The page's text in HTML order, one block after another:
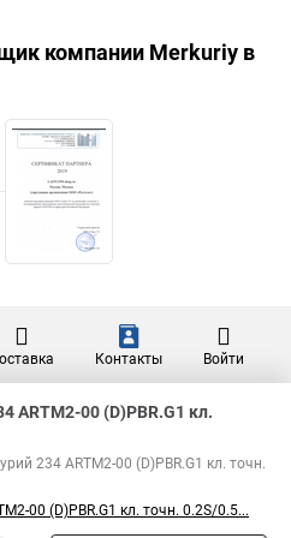
компании Merkuriy в
Контакты Войти
АRTM2-00 (D)PBR.G1 кл.
234 АRTM2-00 (D)PBR.G1 кл. точн.
00 (D)PBR.G1 кл. точн. 0.2S/0.5...